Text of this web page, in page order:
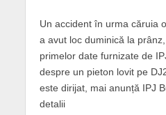
Un accident în urma căruia
a avut loc duminică la
primelor date furnizate de
despre un pieton lovit pe
este dirijat, mai anunță IPJ
detalii